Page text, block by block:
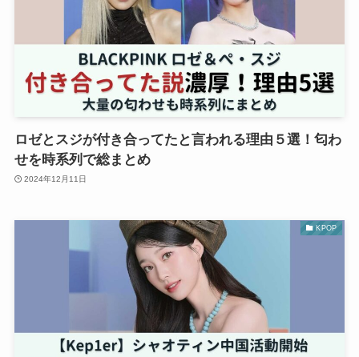
ロゼとスジが付き合ってたと言われる理由５選！匂わ
せを時系列で総まとめ
2024年12月11日
KPOP